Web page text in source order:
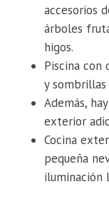
accesorios
árboles
higos.
Piscina con
y sombrillas
Además,
exterior
Cocina
pequeña
iluminación